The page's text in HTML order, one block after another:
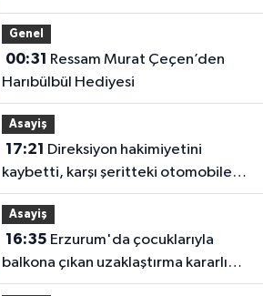
Genel
00:31
Harıbülbül Hediyesi
Asayiş
17:21
kaybetti, karşı şeritteki otomobile
çarptı
Asayiş
16:35
balkona çıkan uzaklaştırma kararlı
koca ikna edildi